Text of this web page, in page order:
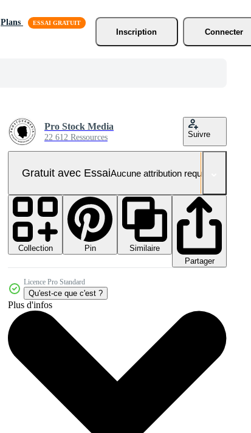
Plans
Inscription
Connecter
Pro Stock Media
22 612 Ressources Suivre
Gratuit avec EssaiAucune attribution requise
Collection Pin
Similaire
Partager
Licence Pro Standard
Qu'est-ce que c'est ?
Plus d'infos